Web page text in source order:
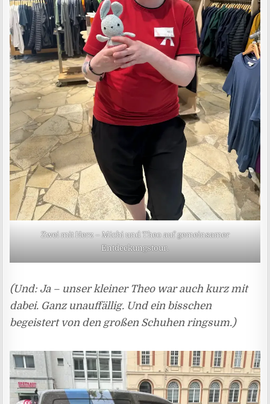
Zwei mit Herz – Michi und Theo auf gemeinsamer
Entdeckungstour.
(Und: Ja – unser kleiner Theo war auch kurz mit
dabei. Ganz unauffällig. Und ein bisschen
begeistert von den großen Schuhen ringsum.)